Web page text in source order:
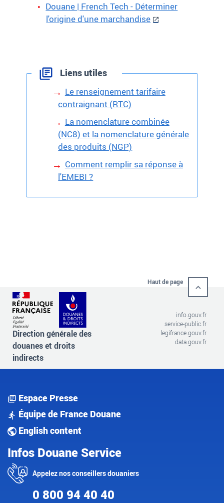
Douane | French Tech - Déterminer
l'origine d'une marchandise
Liens utiles
Le renseignement tarifaire
contraignant (RTC)
La nomenclature combinée
(NC8) et la nomenclature générale
des produits (NGP)
Comment remplir sa réponse à
l'EMEBI ?
Haut de page
Direction générale des
douanes et droits
indirects
info.gouv.fr
service-public.fr
legifrance.gouv.fr
data.gouv.fr
Espace Presse
Équipe de France Douane
English content
Infos Douane Service
Appelez nos conseillers douaniers
0 800 94 40 40